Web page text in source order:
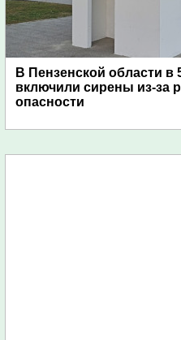
В Пензенской области в
включили сирены из-за
опасности